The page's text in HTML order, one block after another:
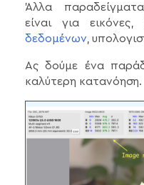
Άλλα
είναι για εικόνες,
δεδομένων ,
Ας δούμε ένα
καλύτερη κατανόηση.